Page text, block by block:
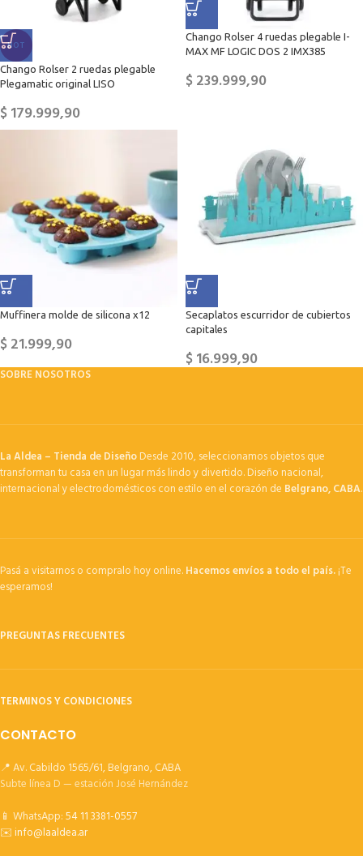
HOT
Chango Rolser 2 ruedas plegable
Plegamatic original LISO
$179.999,90
Chango Rolser 4 ruedas plegable I-
MAX MF LOGIC DOS 2 IMX385
$239.999,90
Muffinera molde de silicona x12
$21.999,90
Secaplatos escurridor de cubiertos
capitales
$16.999,90
SOBRE NOSOTROS
La Aldea – Tienda de DiseñoDesde 2010, seleccionamos objetos que
transforman tu casa en un lugar más lindo y divertido. Diseño nacional,
internacional y electrodomésticos con estilo en el corazón de Belgrano, CABA.
Pasá a visitarnos o compralo hoy online.Hacemos envíos a todo el país.¡Te
esperamos!
PREGUNTAS FRECUENTES
TERMINOS Y CONDICIONES
CONTACTO
📍 Av. Cabildo 1565/61, Belgrano, CABA
Subte línea D — estación José Hernández
📱 WhatsApp:54 11 3381-0557
✉️info@laaldea.ar